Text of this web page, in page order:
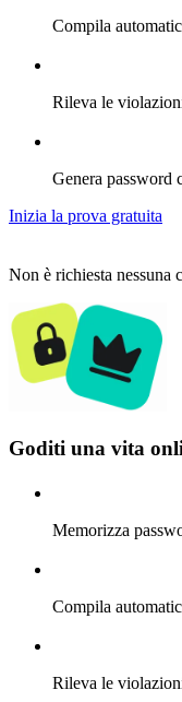
Compila
Rileva le
Genera password
Inizia la prova gratuita
Non è richiesta nessuna
Goditi una vita
Memorizza
Compila
Rileva le